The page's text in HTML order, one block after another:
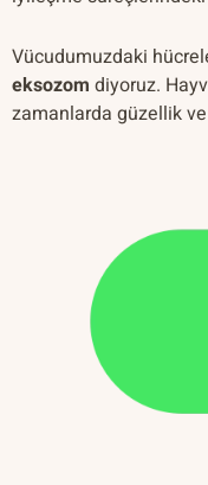
Vücudumuzdaki
eksozom diyoruz.
zamanlarda güzellik ve